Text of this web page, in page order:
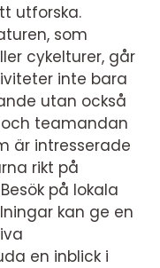
utforska.
som
cykelturer, går
inte bara
utan också
teamandan
är intresserade
rikt på
på lokala
kan ge en
en inblick i